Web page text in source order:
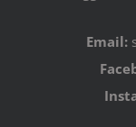
Email: